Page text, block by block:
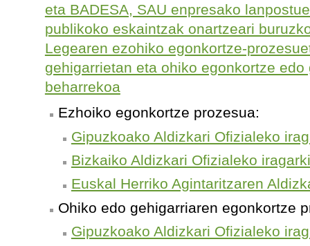
eta BADESA, SAU enpresako
publikoko eskaintzak onartzeari
Legearen ezohiko egonkortze-
gehigarrietan eta ohiko egonkortze edo
beharrekoa
Ezhoiko egonkortze prozesua:
Gipuzkoako Aldizkari Ofizialeko
Bizkaiko Aldizkari Ofizialeko
Euskal Herriko Agintaritzaren
Ohiko edo gehigarriaren egonkortze
Gipuzkoako Aldizkari Ofizialeko